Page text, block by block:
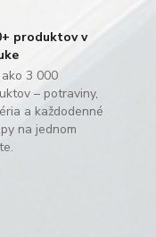
produktov v
3 000
– potraviny,
a každodenné
na jednom